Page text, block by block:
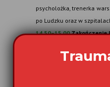
psycholożka, trenerka
po Ludzku oraz w
14.50–15.00 Zakończenie
15.15–16.00
prowadząca: położna